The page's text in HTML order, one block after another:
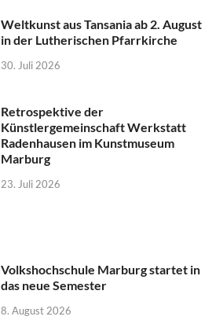
Weltkunst aus Tansania ab 2. August
in der Lutherischen Pfarrkirche
30. Juli 2026
Retrospektive der
Künstlergemeinschaft Werkstatt
Radenhausen im Kunstmuseum
Marburg
23. Juli 2026
Volkshochschule Marburg startet in
das neue Semester
8. August 2026